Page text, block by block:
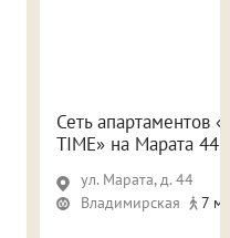
Сеть апартаментов
TIME» на Марата 44
ул. Марата, д. 44
Владимирская
7